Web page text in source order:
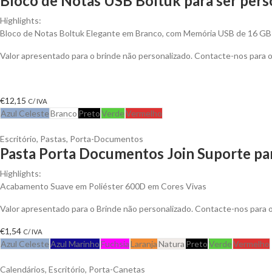
Highlights:
Bloco de Notas Boltuk Elegante em Branco, com Memória USB de 16 GB
Valor apresentado para o brinde não personalizado. Contacte-nos
€12,15 C/ IVA
Azul CelesteBranco PretoVerdeVermelho
Escritório, Pastas, Porta-Documentos
Pasta Porta Documentos Join Suporte
Highlights:
Acabamento Suave em Poliéster 600D em Cores Vivas
Valor apresentado para o Brinde não personalizado. Contacte-nos
€1,54 C/ IVA
Azul CelesteAzul MarinhoFuchsiaLaranjaNatura PretoVerdeVermelho
Calendários, Escritório, Porta-Canetas